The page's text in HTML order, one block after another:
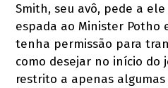
Smith, seu avô, pede a
espada ao Minister Potho
tenha permissão para
como desejar no início do
restrito a apenas